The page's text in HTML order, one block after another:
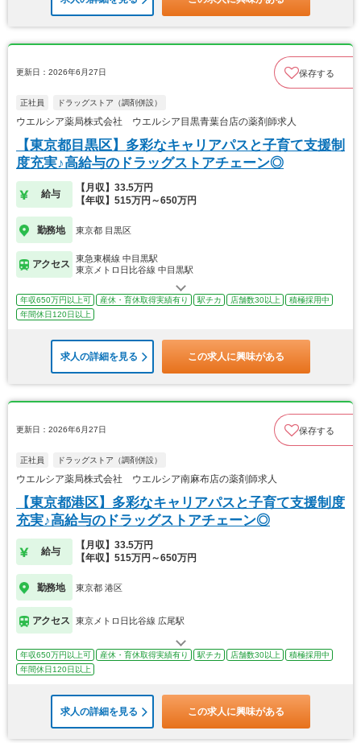
更新日：2026年6月27日 保存する
正社員 ドラッグストア（調剤併設）
ウエルシア薬局株式会社 ウエルシア目黒青葉台店の薬剤師求人
【東京都目黒区】多彩なキャリアパスと子育て支援制
度充実♪高給与のドラッグストアチェーン◎
給与
【月収】33.5万円
【年収】515万円～650万円
勤務地 東京都 目黒区
アクセス
東急東横線 中目黒駅
東京メトロ日比谷線 中目黒駅
年収650万円以上可 産休・育休取得実績有り 駅チカ 店舗数30以上
積極採用中
年間休日120日以上
求人の詳細を見る この求人に興味がある
更新日：2026年6月27日 保存する
正社員 ドラッグストア（調剤併設）
ウエルシア薬局株式会社 ウエルシア南麻布店の薬剤師求人
【東京都港区】多彩なキャリアパスと子育て支援制度
充実♪高給与のドラッグストアチェーン◎
給与
【月収】33.5万円
【年収】515万円～650万円
勤務地 東京都 港区
アクセス 東京メトロ日比谷線 広尾駅
年収650万円以上可 産休・育休取得実績有り 駅チカ 店舗数30以上
積極採用中
年間休日120日以上
求人の詳細を見る この求人に興味がある